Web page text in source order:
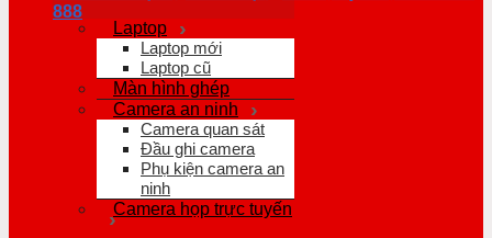
888
Laptop
Laptop mới
Laptop cũ
Màn hình ghép
Camera an ninh
Camera quan sát
Đầu ghi camera
Phụ kiện camera an
ninh
Camera họp trực tuyến